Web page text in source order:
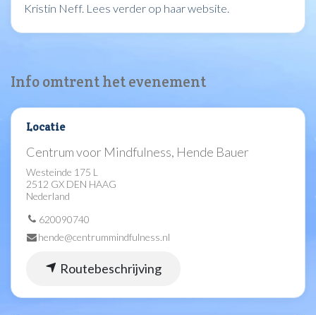
Kristin Neff. Lees verder op haar website.
Info omtrent het evenement
Locatie
Centrum voor Mindfulness, Hende Bauer
Westeinde 175 L
2512 GX DEN HAAG
Nederland
620090740
hende@centrummindfulness.nl
Routebeschrijving